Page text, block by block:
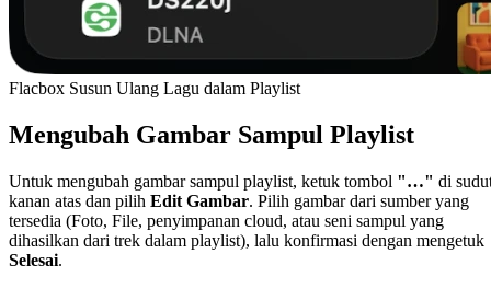
Flacbox Susun Ulang Lagu dalam Playlist
Mengubah Gambar Sampul Playlist
Untuk mengubah gambar sampul playlist, ketuk tombol "…" di
kanan atas dan pilih Edit Gambar. Pilih gambar dari sumber yang
tersedia (Foto, File, penyimpanan cloud, atau seni sampul yang
dihasilkan dari trek dalam playlist), lalu konfirmasi dengan mengetuk
Selesai.